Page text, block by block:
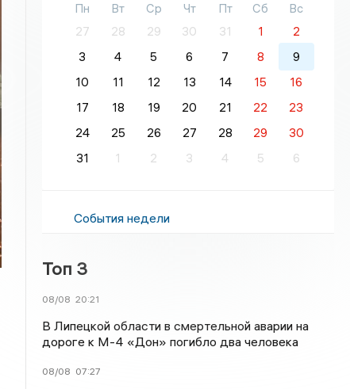
Пн Вт Ср Чт Пт Сб
Вс
27
28 29 30 31 1
2
3
4 5 6 7 8
9
10
11 12 13 14 15
16
17
18 19 20 21 22
23
24
25 26 27 28 29
30
31
1 2 3 4 5 6
События недели
Топ 3
08/08 20:21
В Липецкой области в смертельной аварии на
дороге к М-4 «Дон» погибло два человека
08/08 07:27